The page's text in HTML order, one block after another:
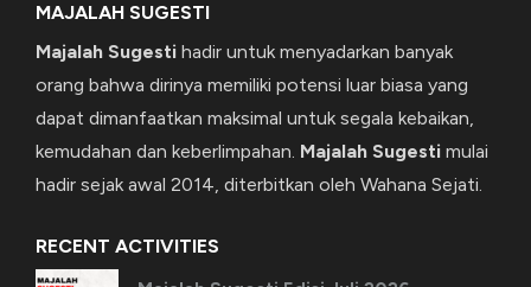
MAJALAH SUGESTI
Majalah Sugesti hadir untuk menyadarkan banyak
orang bahwa dirinya memiliki potensi luar biasa yang
dapat dimanfaatkan maksimal untuk segala kebaikan,
kemudahan dan keberlimpahan. Majalah Sugesti mulai
hadir sejak awal 2014, diterbitkan oleh Wahana Sejati.
RECENT ACTIVITIES